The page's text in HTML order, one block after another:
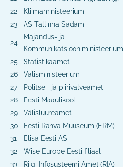
22
Kliimaministeerium
23
AS Tallinna Sadam
24
Majandus- ja
Kommunikatsiooniministeerium
25
Statistikaamet
26
Välisministeerium
27
Politsei- ja piirivalveamet
28
Eesti Maaülikool
29
Välisluureamet
30
Eesti Rahva Muuseum (ERM)
31
Elisa Eesti AS
32
Wise Europe Eesti filiaal
33
Riigi Infosüsteemi Amet (RIA)